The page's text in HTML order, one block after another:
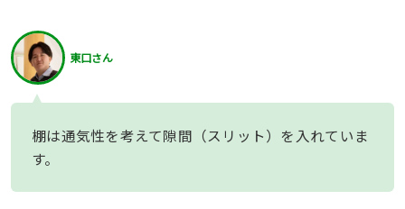
東口さん
棚は通気性を考えて隙間（スリット）を入れていま
す。